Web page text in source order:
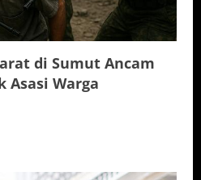
di Sumut Ancam
Asasi Warga